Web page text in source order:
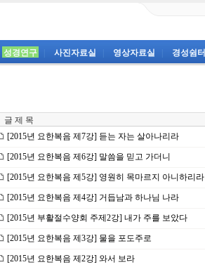
성경연구 사진자료실 영상자료실 경성쉼터
글 제 목
[2015년 요한복음 제7강] 듣는 자는 살아나리라
[2015년 요한복음 제6강] 말씀을 믿고 가더니
[2015년 요한복음 제5강] 영원히 목마르지 아니하리라
[2015년 요한복음 제4강] 거듭남과 하나님 나라
[2015년 부활절수양회 주제2강] 내가 주를 보았다
[2015년 요한복음 제3강] 물을 포도주로
[2015년 요한복음 제2강] 와서 보라